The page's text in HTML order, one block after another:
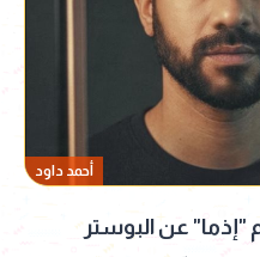
أحمد داود
عن البوستر